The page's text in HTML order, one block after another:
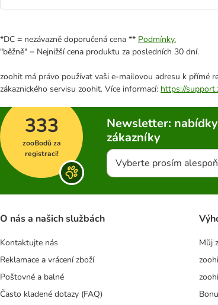
*DC = nezávazně doporučená cena ** Podmínky.
"běžně" = Nejnižší cena produktu za posledních 30 dní.
zoohit má právo používat vaši e-mailovou adresu k přímé
zákaznického servisu zoohit. Více informací: https://
333
zooBodů za
registraci!
Newsletter:
zákazníky
Vyberte prosím
O nás a našich službách
Kontaktujte nás
Reklamace a vrácení zboží
Poštovné a balné
Často kladené dotazy (FAQ)
Můj